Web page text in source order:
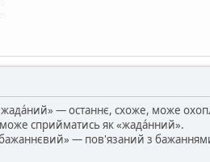
«жада́ний» — останнє, схоже, може
сприйматись як «жада́нний».
«бажаннєвий» — пов'язаний з